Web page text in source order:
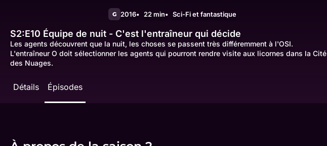
G 2016 22 min Sci-Fi et fantastique
S2:E10 Équipe de nuit - C'est l'entraîneur qui décide
Les agents découvrent que la nuit, les choses se passent très différemment à l'OSI.
L'entraîneur O doit sélectionner les agents qui pourront rendre visite aux licornes dans la Cité
des Nuages.
Détails Épisodes